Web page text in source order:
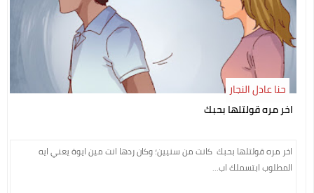
اخر مره قولتلها بحبك
حنا عادل النجار
اخر مره قولتلها بحبك كانت من سنيين؛ وكان ردها انت مين ايوة يعني ايه
المطلوب ابتسملك اب...